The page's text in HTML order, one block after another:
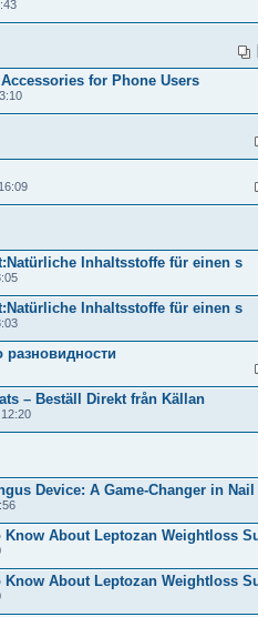
for Phone Users
Inhaltsstoffe für einen s
Inhaltsstoffe für einen s
разновидности
– Beställ Direkt från Källan
Device: A Game-Changer in Nail
Know About Leptozan Weightloss
Know About Leptozan Weightloss